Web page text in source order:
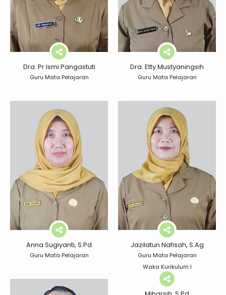
Dra. Pr Ismi Pangastuti
Guru Mata Pelajaran
Dra. Etty Mustyaningsih
Guru Mata Pelajaran
Anna Sugiyanti, S.Pd
Guru Mata Pelajaran
Jazilatun Nafisah, S.Ag
Guru Mata Pelajaran
Waka Kurikulum I